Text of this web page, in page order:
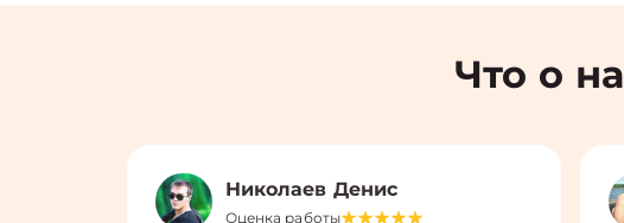
Что о
Николаев Денис
Оценка работы